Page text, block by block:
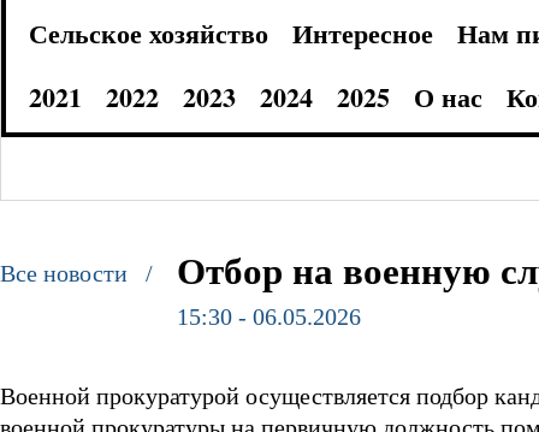
Сельское хозяйство
Интересное
Нам
2021
2022 2023 2024 2025 О нас
Все новости / Отбор на военную
15:30 - 06.05.2026
Военной прокуратурой осуществляется подбор